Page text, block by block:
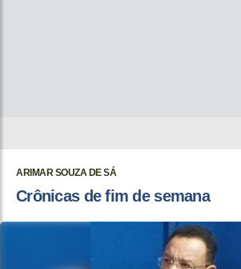
ARIMAR SOUZA DE SÁ
Crônicas de fim de semana